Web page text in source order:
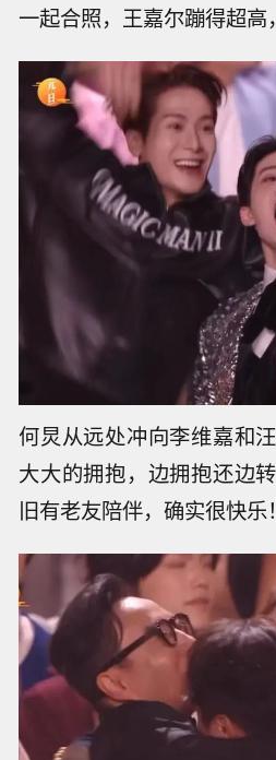
一起合照，王嘉尔蹦得超高
何炅从远处冲向李维嘉和
大大的拥抱，边拥抱还边
旧有老友陪伴，确实很快乐！